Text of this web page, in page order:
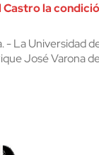
la
- La Universidad
José Varona